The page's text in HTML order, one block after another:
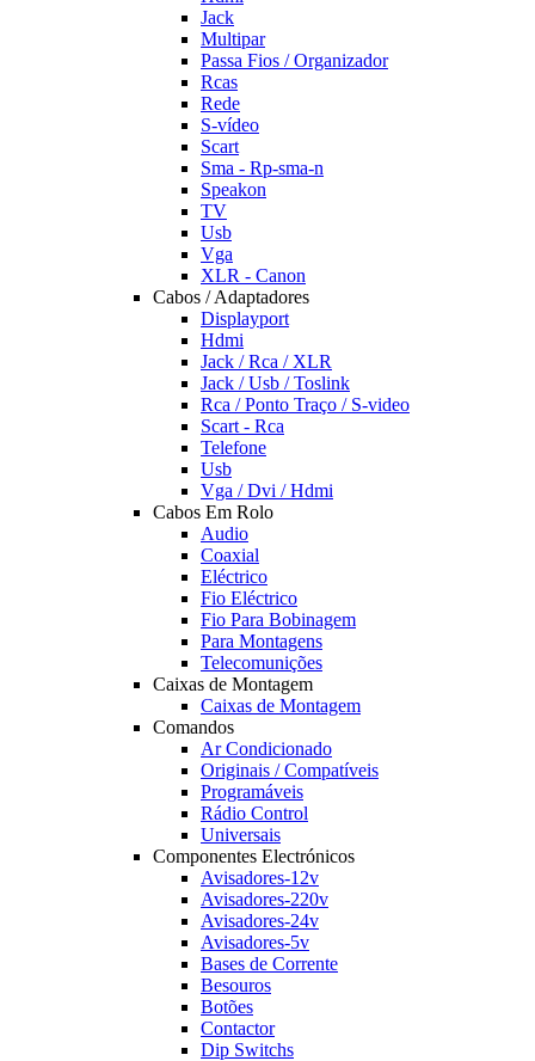
Jack
Multipar
Passa Fios / Organizador
Rcas
Rede
S-vídeo
Scart
Sma - Rp-sma-n
Speakon
TV
Usb
Vga
XLR - Canon
Cabos / Adaptadores
Displayport
Hdmi
Jack / Rca / XLR
Jack / Usb / Toslink
Rca / Ponto Traço / S-video
Scart - Rca
Telefone
Usb
Vga / Dvi / Hdmi
Cabos Em Rolo
Audio
Coaxial
Eléctrico
Fio Eléctrico
Fio Para Bobinagem
Para Montagens
Telecomunições
Caixas de Montagem
Caixas de Montagem
Comandos
Ar Condicionado
Originais / Compatíveis
Programáveis
Rádio Control
Universais
Componentes Electrónicos
Avisadores-12v
Avisadores-220v
Avisadores-24v
Avisadores-5v
Bases de Corrente
Besouros
Botões
Contactor
Dip Switchs